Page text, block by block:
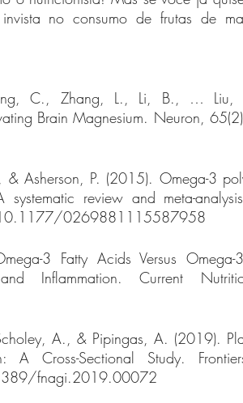
no consumo de frutas de
C., Zhang, L., Li, B., … Liu,
Brain Magnesium. Neuron,
Asherson, P. (2015). Omega-3
review and meta-
0269881115587958
3 Fatty Acids Versus Omega-
Inflammation. Current
A., & Pipingas, A. (2019).
A Cross-Sectional Study.
fnagi.2019.00072